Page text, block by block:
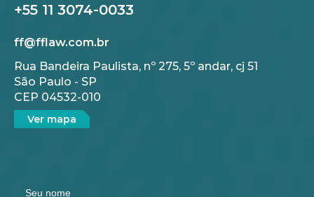
+55 11 3074-0033
ff@fflaw.com.br
Rua Bandeira Paulista, nº 275, 5º andar, cj 51
São Paulo - SP
CEP 04532-010
Ver mapa